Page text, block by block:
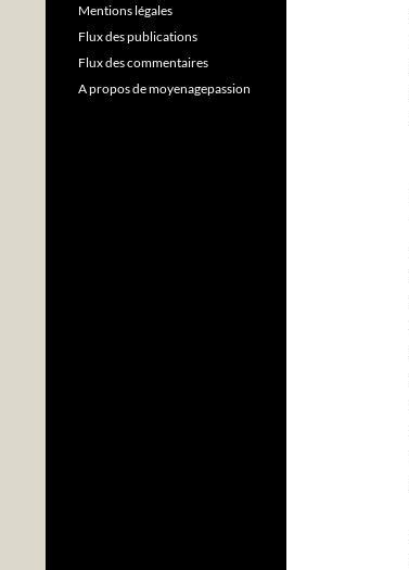
Mentions légales
Flux des publications
Flux des commentaires
A propos de moyenagepassion